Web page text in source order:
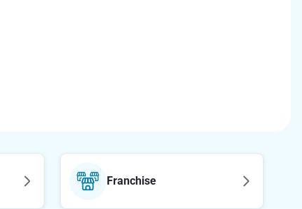
Franchise